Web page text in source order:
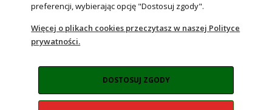
POKAŻ PEŁNĄ WERSJĘ STRONY
Sklep internetowy Shoper Premium
preferencji, wybierając opcję "Dostosuj zgody".
Więcej o plikach cookies przeczytasz w naszej Polityce
prywatności.
DOSTOSUJ ZGODY